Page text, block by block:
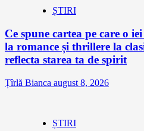
ȘTIRI
Ce spune cartea pe care o
la romance și thrillere la
reflecta starea ta de spirit
Țîrlă Bianca august 8, 2026
ȘTIRI